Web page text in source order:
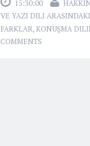
15:30:00
VE YAZI DILI
FARKLAR, KONUŞMA
COMMENTS